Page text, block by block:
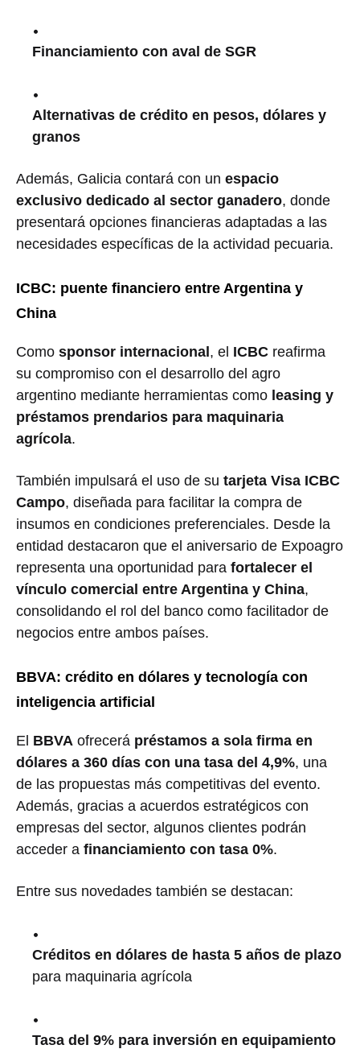
Financiamiento con aval de SGR
Alternativas de crédito en pesos, dólares y
granos
Además, Galicia contará con un espacio
exclusivo dedicado al sector ganadero, donde
presentará opciones financieras adaptadas a las
necesidades específicas de la actividad pecuaria.
ICBC: puente financiero entre Argentina y
China
Como sponsor internacional, el ICBC reafirma
su compromiso con el desarrollo del agro
argentino mediante herramientas como leasing y
préstamos prendarios para maquinaria
agrícola.
También impulsará el uso de su tarjeta Visa ICBC
Campo, diseñada para facilitar la compra de
insumos en condiciones preferenciales. Desde la
entidad destacaron que el aniversario de Expoagro
representa una oportunidad para fortalecer el
vínculo comercial entre Argentina y China,
consolidando el rol del banco como facilitador de
negocios entre ambos países.
BBVA: crédito en dólares y tecnología con
inteligencia artificial
El BBVA ofrecerá préstamos a sola firma en
dólares a 360 días con una tasa del 4,9%, una
de las propuestas más competitivas del evento.
Además, gracias a acuerdos estratégicos con
empresas del sector, algunos clientes podrán
acceder a financiamiento con tasa 0%.
Entre sus novedades también se destacan:
Créditos en dólares de hasta 5 años de plazo
para maquinaria agrícola
Tasa del 9% para inversión en equipamiento